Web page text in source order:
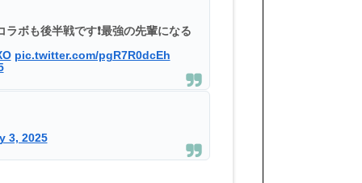
ボも後半戦です❗️最強の先輩になる
pic.twitter.com/pgR7R0dcEh
3, 2025